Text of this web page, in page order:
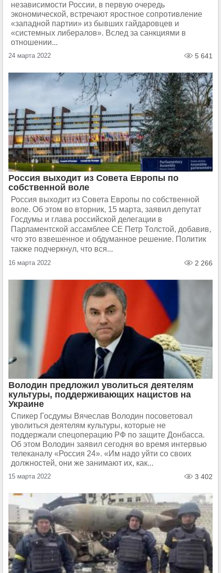
независимости России, в первую очередь
экономической, встречают яростное сопротивление
«западной партии» из бывших гайдаровцев и
«системных либералов». Вслед за санкциями в
отношении...
24 марта 2022 5 641
Россия выходит из Совета Европы по
собственной воле
Россия выходит из Совета Европы по собственной
воле. Об этом во вторник, 15 марта, заявил депутат
Госдумы и глава российской делегации в
Парламентской ассамблее СЕ Петр Толстой, добавив,
что это взвешенное и обдуманное решение. Политик
также подчеркнул, что вся...
16 марта 2022 2 266
Володин предложил уволиться деятелям
культуры, поддерживающих нацистов на
Украине
Спикер Госдумы Вячеслав Володин посоветовал
уволиться деятелям культуры, которые не
поддержали спецоперацию РФ по защите Донбасса.
Об этом Володин заявил сегодня во время интервью
телеканалу «Россия 24». «Им надо уйти со своих
должностей, они же занимают их, как...
15 марта 2022 3 402